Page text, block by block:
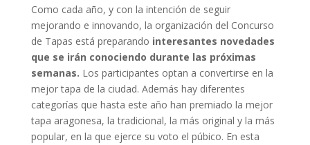
Como cada año, y con la intención de seguir
mejorando e innovando, la organización del Concurso
de Tapas está preparando interesantes novedades
que se irán conociendo durante las próximas
semanas. Los participantes optan a convertirse en la
mejor tapa de la ciudad. Además hay diferentes
categorías que hasta este año han premiado la mejor
tapa aragonesa, la tradicional, la más original y la más
popular, en la que ejerce su voto el púbico. En esta